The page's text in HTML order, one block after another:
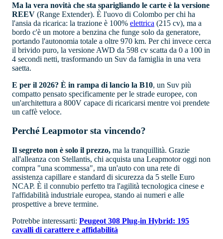
Ma la vera novità che sta sparigliando le carte è la versione
REEV (Range Extender). È l'uovo di Colombo per chi ha
l'ansia da ricarica: la trazione è 100% elettrica (215 cv), ma a
bordo c'è un motore a benzina che funge solo da generatore,
portando l'autonomia totale a oltre 970 km. Per chi invece cerca
il brivido puro, la versione AWD da 598 cv scatta da 0 a 100 in
4 secondi netti, trasformando un Suv da famiglia in una vera
saetta.
E per il 2026? È in rampa di lancio la B10, un Suv più
compatto pensato specificamente per le strade europee, con
un'architettura a 800V capace di ricaricarsi mentre voi prendete
un caffè veloce.
Perché Leapmotor sta vincendo?
Il segreto non è solo il prezzo, ma la tranquillità. Grazie
all'alleanza con Stellantis, chi acquista una Leapmotor oggi non
compra "una scommessa", ma un'auto con una rete di
assistenza capillare e standard di sicurezza da 5 stelle Euro
NCAP. È il connubio perfetto tra l'agilità tecnologica cinese e
l'affidabilità industriale europea, stando ai numeri e alle
prospettive a breve termine.
Potrebbe interessarti: Peugeot 308 Plug-in Hybrid: 195
cavalli di carattere e affidabilità